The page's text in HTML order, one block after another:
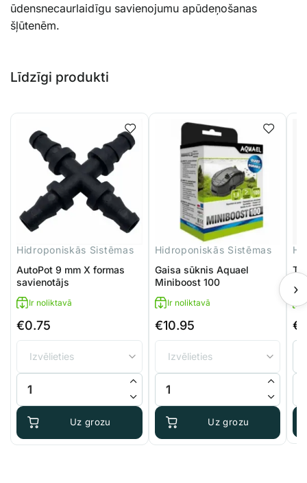
ūdensnecaurlaidīgu savienojumu apūdeņošanas
šļūtenēm.
Līdzīgi produkti
Hidroponiskās Sistēmas
AutoPot 9 mm X formas
savienotājs
Ir noliktavā
€0.75
AutoPot 9 mm X formas savienotājs daudzums
Uz grozu
Hidroponiskās Sistēmas
Gaisa sūknis Aquael
Miniboost 100
Ir noliktavā
€10.95
Gaisa sūknis Aquael Miniboost
Uz grozu
€
›